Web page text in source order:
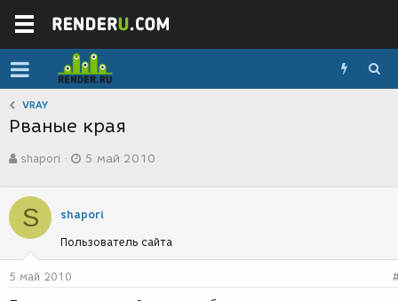
VRAY
Рваные края
в
о
р
т
е
м
ы
shapori
а
с
з
д
5 май 2010
S shapori
Пользователь сайта
5 май 2010